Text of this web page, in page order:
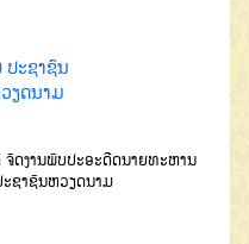
ະຊາຊົນ
ຽດນາມ
ຈັດງານພົບປະອະດີດນາຍທະຫານ
ຊາຊົນຫວຽດນາມ